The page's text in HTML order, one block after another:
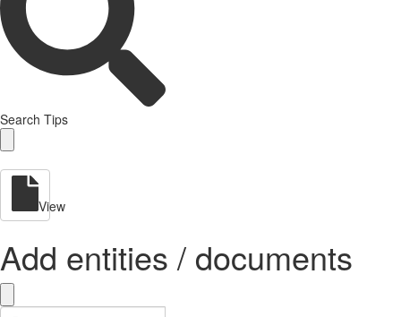
Search Tips
View
Add entities / documents